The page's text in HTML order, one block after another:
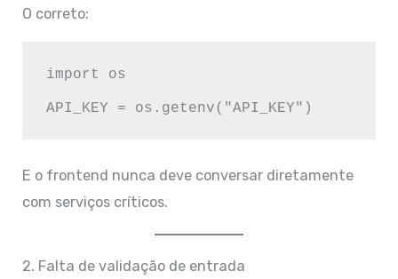
O correto:
import os
E o frontend nunca deve conversar diretamente
com serviços críticos.
2. Falta de validação de entrada